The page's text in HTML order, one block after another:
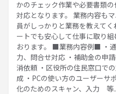
かのチェック作業や必要書類
対応となります。 業務内容も
員がしっかりと業務を教えて
ートでも安心して仕事に取り
おります。 ■業務内容例■ ・
力、問合せ対応 ・補助金の申
消依頼 ・区役所の住民窓口で
成 ・PCの使い方のユーザーサ
化のためのスキャン、入力 等